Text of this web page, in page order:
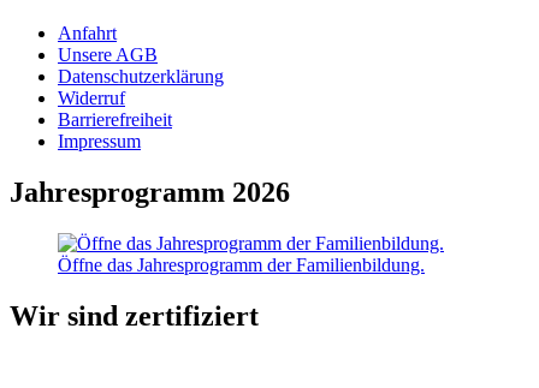
Anfahrt
Unsere AGB
Datenschutzerklärung
Widerruf
Barrierefreiheit
Impressum
Jahresprogramm 2026
Öffne das Jahresprogramm der Familienbildung.
Wir sind zertifiziert